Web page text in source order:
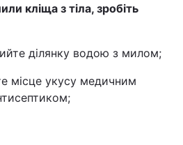
кліща з тіла, зробіть
ділянку водою з милом;
місце укусу медичним